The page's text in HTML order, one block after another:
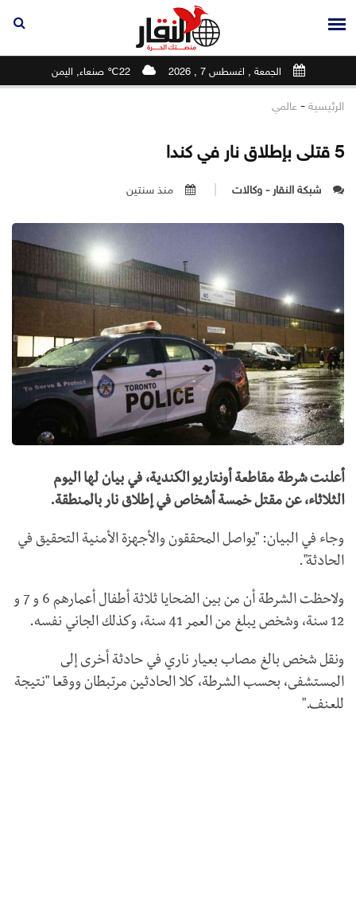
الجمعة , اغسطس 7 , 2026 22℃ صنعاء, اليمن
الرئيسية - عالمي
5 قتلى بإطلاق نار في كندا
شبكة النقار - وكالات منذ سنتين
أعلنت شرطة مقاطعة أونتاريو الكندية، في بيان لها اليوم
الثلاثاء، عن مقتل خمسة أشخاص في إطلاق نار بالمنطقة.
وجاء في البيان: "يواصل المحققون والأجهزة الأمنية التحقيق في
الحادثة".
ولاحظت الشرطة أن من بين الضحايا ثلاثة أطفال أعمارهم 6 و 7 و
12 سنة، وشخص يبلغ من العمر 41 سنة، وكذلك الجاني نفسه.
ونقل شخص بالغ مصاب بعيار ناري في حادثة أخرى إلى
المستشفى، بحسب الشرطة، كلا الحادثين مرتبطان ووقعا "نتيجة
للعنف."